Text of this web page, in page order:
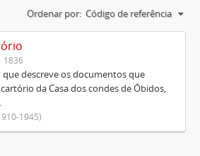
Ordenar por: Código de referência
1836
descreve os documentos que
da Casa dos condes de Óbidos,
1945)